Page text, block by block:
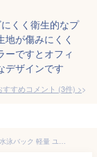
くく衛生的なプ
が傷みにくく
ーですとオフィ
デザインです
すめコメント (3件) >
[ミズノ] ロールバッグ L スイムバッグ プールバッグ 水泳バック 軽量 ユニセックス スイミング プール 撥水 ウォータープルーフ 33JM1033 ブラック